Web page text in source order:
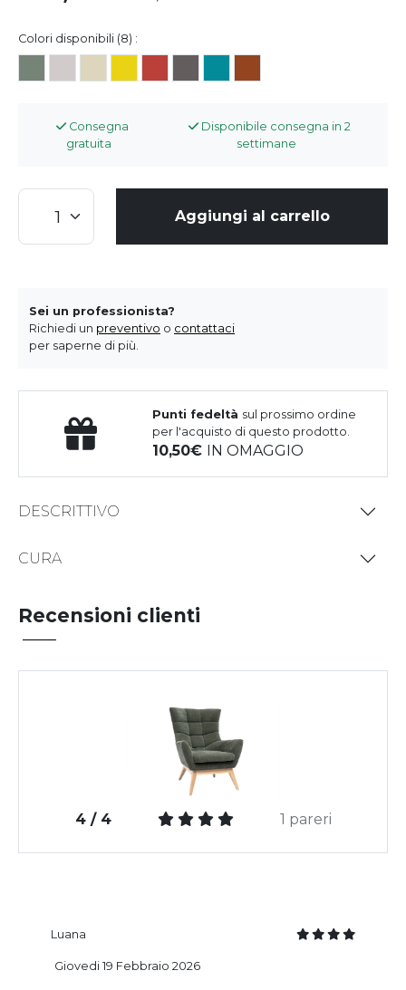
Colori disponibili (8) :
Consegna
gratuita
Disponibile consegna in 2
settimane
Aggiungi al carrello
Sei un professionista?
Richiedi un preventivo o contattaci
per saperne di più.
Punti fedeltà sul prossimo ordine
per l'acquisto di questo prodotto.
10,50 IN OMAGGIO
DESCRITTIVO
CURA
Recensioni clienti
4 / 4 1 pareri
Luana
Giovedi 19 Febbraio 2026